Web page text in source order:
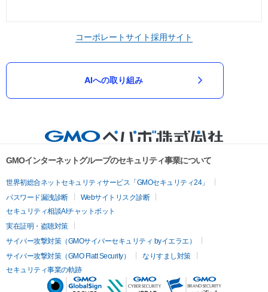
コーポレートサイト採用サイト
AIへの取り組み
GMOインターネットグループのセキュリティ事業について
世界初総合ネットセキュリティサービス「GMOセキュリティ24」
パスワード漏洩診断
Webサイトリスク診断
セキュリティ相談AIチャットボット
実在証明・盗聴対策
サイバー攻撃対策（GMOサイバーセキュリティ byイエラエ）
サイバー攻撃対策（GMO Flatt Security）
なりすまし対策
セキュリティ事業の軌跡